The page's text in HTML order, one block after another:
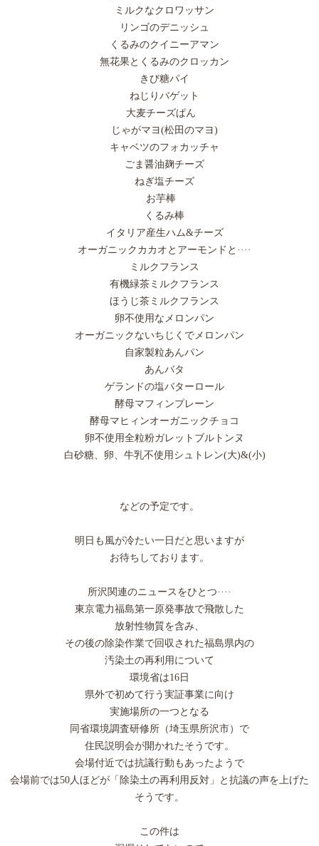
ミルクなクロワッサン
リンゴのデニッシュ
くるみのクイニーアマン
無花果とくるみのクロッカン
きび糖パイ
ねじりバゲット
大麦チーズぱん
じゃがマヨ(松田のマヨ)
キャベツのフォカッチャ
ごま醤油麹チーズ
ねぎ塩チーズ
お芋棒
くるみ棒
イタリア産生ハム&チーズ
オーガニックカカオとアーモンドと····
ミルクフランス
有機緑茶ミルクフランス
ほうじ茶ミルクフランス
卵不使用なメロンパン
オーガニックないちじくでメロンパン
自家製粒あんパン
あんバタ
ゲランドの塩バターロール
酵母マフィンプレーン
酵母マヒィンオーガニックチョコ
卵不使用全粒粉ガレットブルトンヌ
白砂糖、卵、牛乳不使用シュトレン(大)&(小)
などの予定です。
明日も風が冷たい一日だと思いますが
お待ちしております。
所沢関連のニュースをひとつ····
東京電力福島第一原発事故で飛散した
放射性物質を含み、
その後の除染作業で回収された福島県内の
汚染土の再利用について
環境省は16日
県外で初めて行う実証事業に向け
実施場所の一つとなる
同省環境調査研修所（埼玉県所沢市）で
住民説明会が開かれたそうです。
会場付近では抗議行動もあったようで
会場前では50人ほどが「除染土の再利用反対」と抗議の声を上げた
そうです。
この件は